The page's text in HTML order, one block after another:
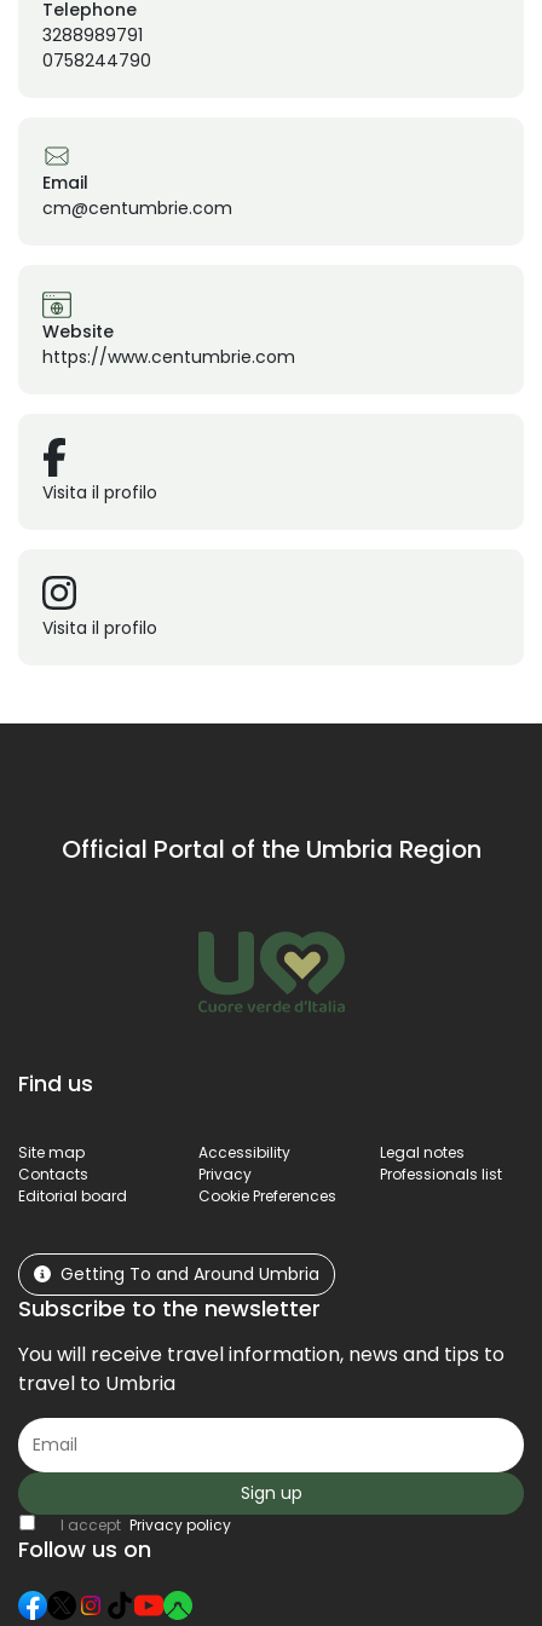
Telephone
3288989791
0758244790
Email
cm@centumbrie.com
Website
https://www.centumbrie.com
Visita il profilo
Visita il profilo
Official Portal of the Umbria Region
Find us
Site map Accessibility
Legal notes
Contacts
Privacy
Professionals list
Editorial board
Cookie Preferences
Getting To and Around Umbria
Subscribe to the newsletter
You will receive travel information, news and tips to
travel to Umbria
Sign up
I accept Privacy policy
Follow us on